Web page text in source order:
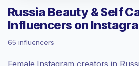
Russia Beauty & Self
Influencers on
65 influencers
Female Instagram creators in
, outreach-ul în RU se
prețuiește la rata piață emergentă setată